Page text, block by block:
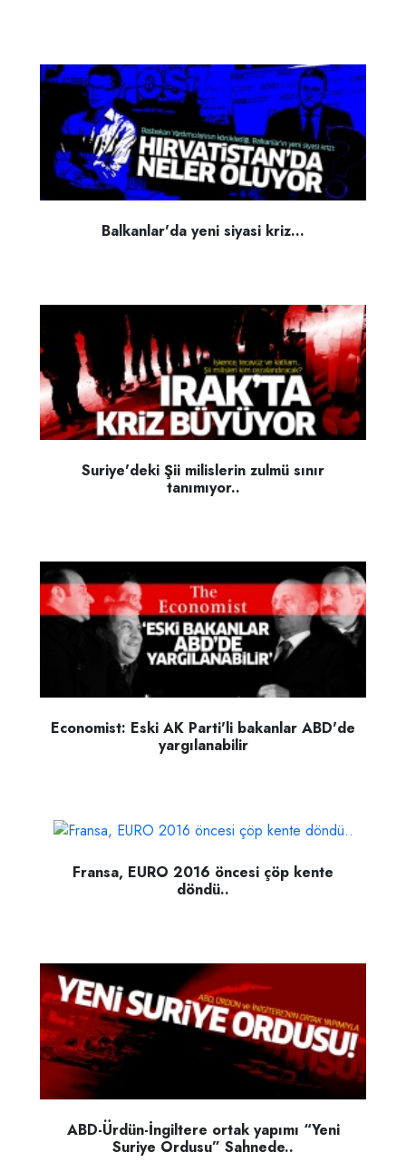
Balkanlar'da yeni siyasi kriz...
Suriye'deki Şii milislerin zulmü sınır
tanımıyor..
Economist: Eski AK Parti'li bakanlar ABD'de
yargılanabilir
Fransa, EURO 2016 öncesi çöp kente
döndü..
ABD-Ürdün-İngiltere ortak yapımı “Yeni
Suriye Ordusu” Sahnede..